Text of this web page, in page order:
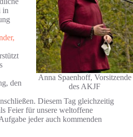
Anna Spaenhoff, Vorsitzende
des AKJF
in
den
Diesem Tag gleichzeitig
Feier für unsere weltoffene
jeder auch kommenden